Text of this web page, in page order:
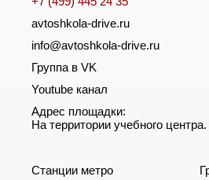
avtoshkola-drive.ru
info@avtoshkola-drive.ru
Группа в VK
Youtube канал
Адрес площадки:
На территории учебного центра.
Станции метро